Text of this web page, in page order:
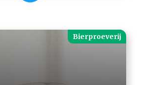
Bierproeverij